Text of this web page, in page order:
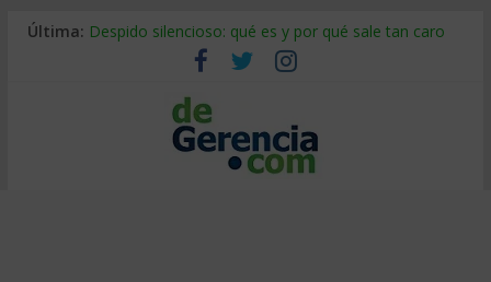
Última: Despido silencioso: qué es y por qué sale tan caro
La economía de Venezuela después del terremoto
Los 8 pasos de Kotter: liderar el cambio sin fracasar
Gestión de proyectos con IA: qué cambia en el oficio
IA y creatividad: cómo evitar que todos piensen igual